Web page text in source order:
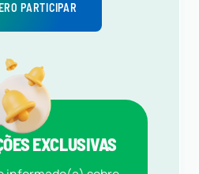
PARTICIPAR
EXCLUSIVAS